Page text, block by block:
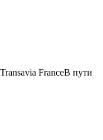
FranceВ пути